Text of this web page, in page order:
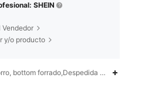
SHEIN
y/o producto
bottom forrado,Despedida de soltera